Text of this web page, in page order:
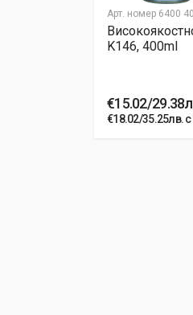
Арт. номер 6400
K146, 400ml
€15.02/
€18.02/35.25лв.